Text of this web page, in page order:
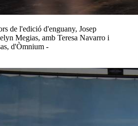
de l'edició d'enguany, Josep
Megias, amb Teresa Navarro i
d'Òmnium -